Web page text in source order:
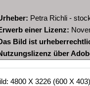
Petra Richli -
einer Lizenz:
Bild ist
über
4800 X 3226 (600 X